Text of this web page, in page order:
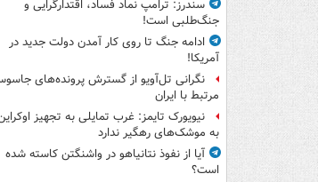
سندرز: ترامپ نماد فساد، اقتدارگرایی و
جنگ‌طلبی است!
ادامه جنگ تا روی کار آمدن دولت جدید در
آمریکا!
نگرانی تل‌آویو از گسترش پرونده‌های
مرتبط با ایران
نیویورک تایمز: غرب تمایلی به تجهیز
به موشک‌های رهگیر ندارد
آیا از نفوذ نتانیاهو در واشنگتن کاسته شده
است؟